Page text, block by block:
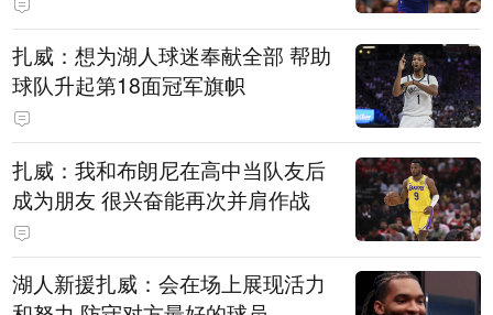
扎威：想为湖人球迷奉献全部 帮助
球队升起第18面冠军旗帜
扎威：我和布朗尼在高中当队友后
成为朋友 很兴奋能再次并肩作战
湖人新援扎威：会在场上展现活力